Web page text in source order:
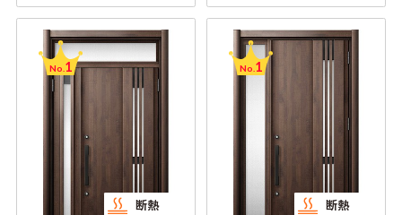
No. 1
断熱
No. 1
断熱